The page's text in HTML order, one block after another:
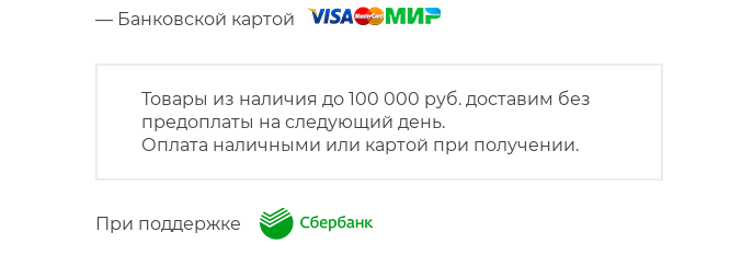
— Банковской картой
Товары из наличия до 100 000 руб. доставим без
предоплаты на следующий день.
Оплата наличными или картой при получении.
При поддержке